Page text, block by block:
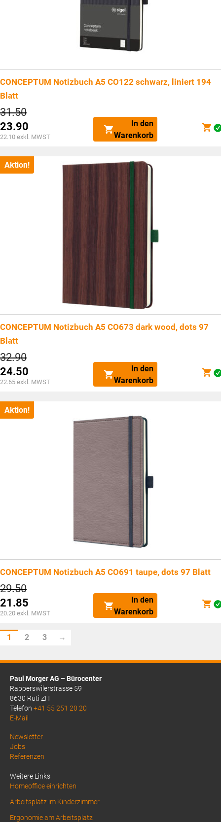
CONCEPTUM Notizbuch A5 CO122 schwarz, liniert 194
Blatt
31.50Ursprünglicher
Preis
war:
CHF31.50
23.90
Aktueller
ist:
CHF23.90.
22.10 exkl. MWST
In den
Warenkorb
Aktion!
CONCEPTUM Notizbuch A5 CO673 dark wood, dots 97
Blatt
32.90Ursprünglicher
Preis
war:
CHF32.90
24.50
Aktueller
ist:
CHF24.50.
22.65 exkl. MWST
In den
Warenkorb
Aktion!
CONCEPTUM Notizbuch A5 CO691 taupe, dots 97 Blatt
29.50Ursprünglicher
Preis
war:
CHF29.50
21.85
Aktueller
ist:
CHF21.85.
20.20 exkl. MWST
In den
Warenkorb
1 2 3 →
Paul Morger AG – Bürocenter
Rapperswilerstrasse 59
8630 Rüti ZH
Telefon +41 55 251 20 20
E-Mail
Above
Footer
Newsletter
Jobs
Referenzen
Weitere Links
Homeoffice einrichten
Arbeitsplatz im Kinderzimmer
Ergonomie am Arbeitsplatz